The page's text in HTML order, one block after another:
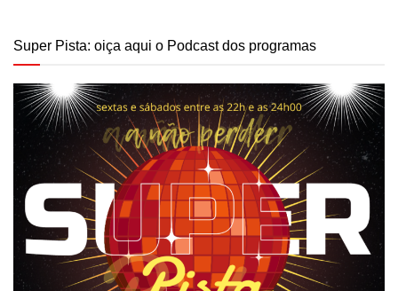
Super Pista: oiça aqui o Podcast dos programas